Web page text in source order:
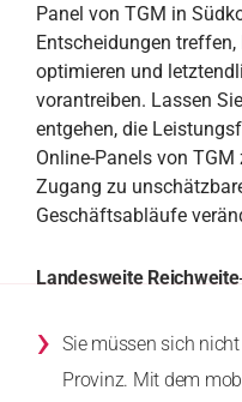
Panel von TGM in
Entscheidungen
optimieren und
vorantreiben. Lassen
entgehen, die
Online-Panels von
Zugang zu
Geschäftsabläufe
Landesweite Reichweite
› Sie müssen sich
Provinz. Mit dem